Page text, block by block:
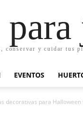
conservar y cuidar tus
EVENTOS
decorativas para